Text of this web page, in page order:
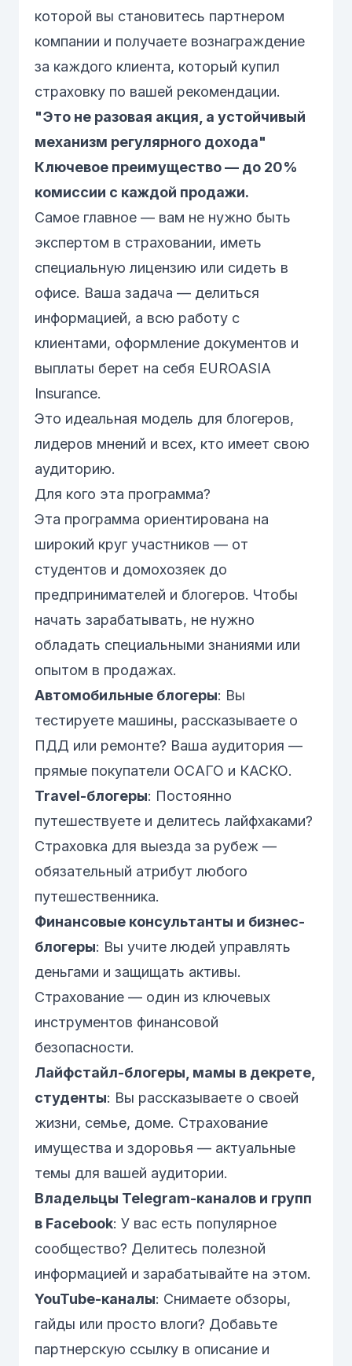
которой вы становитесь партнером
компании и получаете вознаграждение
за каждого клиента, который купил
страховку по вашей рекомендации.
"Это не разовая акция, а устойчивый
механизм регулярного дохода"
Ключевое преимущество — до 20%
комиссии с каждой продажи.
Самое главное — вам не нужно быть
экспертом в страховании, иметь
специальную лицензию или сидеть в
офисе. Ваша задача — делиться
информацией, а всю работу с
клиентами, оформление документов и
выплаты берет на себя EUROASIA
Insurance.
Это идеальная модель для блогеров,
лидеров мнений и всех, кто имеет свою
аудиторию.
Для кого эта программа?
Эта программа ориентирована на
широкий круг участников — от
студентов и домохозяек до
предпринимателей и блогеров. Чтобы
начать зарабатывать, не нужно
обладать специальными знаниями или
опытом в продажах.
Автомобильные блогеры: Вы
тестируете машины, рассказываете о
ПДД или ремонте? Ваша аудитория —
прямые покупатели ОСАГО и КАСКО.
Travel-блогеры: Постоянно
путешествуете и делитесь лайфхаками?
Страховка для выезда за рубеж —
обязательный атрибут любого
путешественника.
Финансовые консультанты и бизнес-
блогеры: Вы учите людей управлять
деньгами и защищать активы.
Страхование — один из ключевых
инструментов финансовой
безопасности.
Лайфстайл-блогеры, мамы в декрете,
студенты: Вы рассказываете о своей
жизни, семье, доме. Страхование
имущества и здоровья — актуальные
темы для вашей аудитории.
Владельцы Telegram-каналов и групп
в Facebook: У вас есть популярное
сообщество? Делитесь полезной
информацией и зарабатывайте на этом.
YouTube-каналы: Снимаете обзоры,
гайды или просто влоги? Добавьте
партнерскую ссылку в описание и